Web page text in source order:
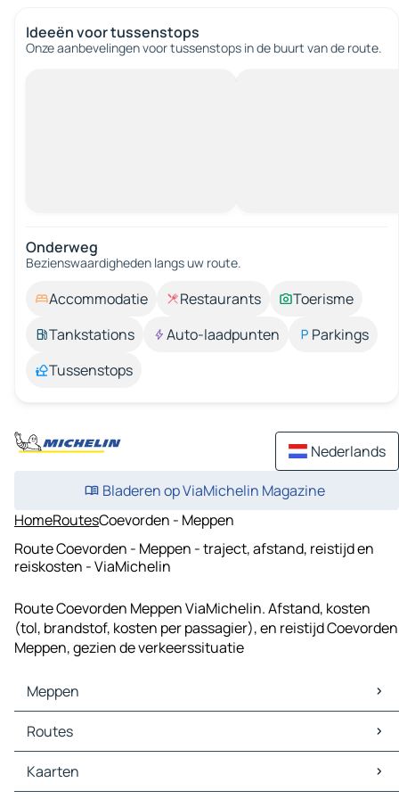
Ideeën voor tussenstops
Onze aanbevelingen voor tussenstops in de buurt van de route.
Onderweg
Bezienswaardigheden langs uw route.
Accommodatie Restaurants
Toerisme
Tankstations
Auto-laadpunten
Parkings
Tussenstops
Nederlands
Bladeren op ViaMichelin Magazine
HomeRoutesCoevorden - Meppen
Route Coevorden - Meppen - traject, afstand, reistijd en
reiskosten - ViaMichelin
Route Coevorden Meppen ViaMichelin. Afstand, kosten
(tol, brandstof, kosten per passagier), en reistijd Coevorden
Meppen, gezien de verkeerssituatie
Meppen
Meppen Kaarten
Meppen Verkeer
Meppen Hotels
Meppen Restaurants
Routes
Routes Meppen - Nordhorn
Routes Meppen - Lingen (Ems)
Kaarten